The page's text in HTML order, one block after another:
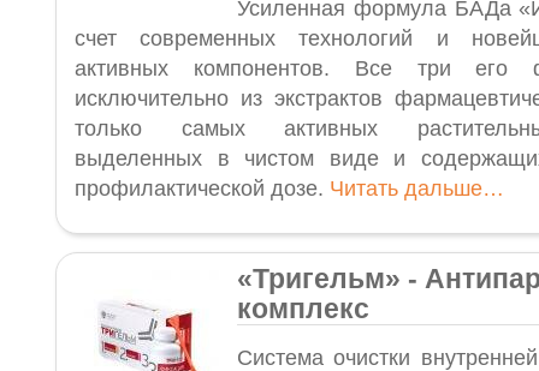
Усиленная формула БАДа
счет современных технологий и
активных компонентов. Все три его
исключительно из экстрактов
только самых активных
выделенных в чистом виде и
профилактической дозе. Читать дальше…
«Тригельм» -
комплекс
Система очистки